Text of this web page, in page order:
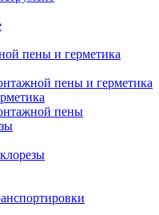
пены и герметика
пены и герметика
пены